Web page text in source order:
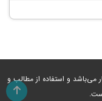
می‌باشد و استفاده از مطالب و